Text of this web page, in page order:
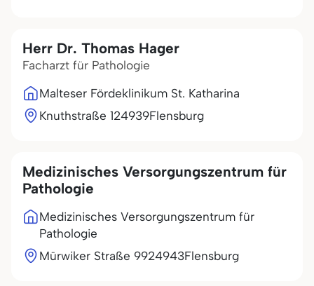
Herr Dr. Thomas Hager
Facharzt für Pathologie
Malteser Fördeklinikum St. Katharina
Knuthstraße 124939Flensburg
Medizinisches Versorgungszentrum für
Pathologie
Medizinisches Versorgungszentrum für
Pathologie
Mürwiker Straße 9924943Flensburg